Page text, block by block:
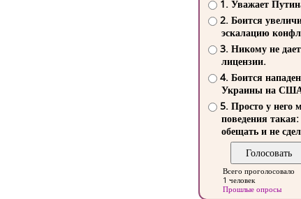
1. Уважает
2. Боится
эскалацию
3. Никому не
лицензии.
4. Боится
Украины на
5. Просто у него
поведения такая:
обещать и не
Всего проголосовало
1 человек
Прошлые опросы